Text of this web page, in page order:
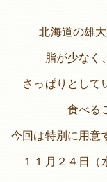
北海道の雄
脂が少なく
さっぱりとして
食べる
今回は特別に用意
１１月２４日（